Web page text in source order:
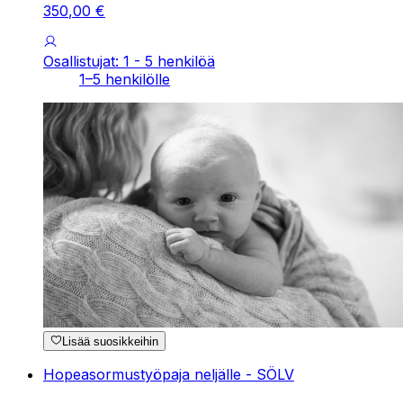
350,00 €
Osallistujat: 1 - 5 henkilöä
1–5 henkilölle
Lisää suosikkeihin
Hopeasormustyöpaja neljälle - SÖLV